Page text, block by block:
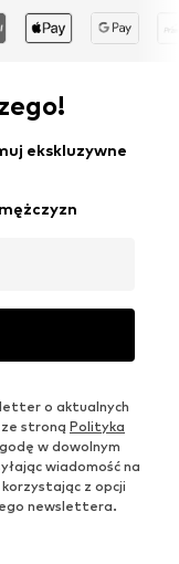
ekskluzywne
o aktualnych
stroną Polityka
w dowolnym
wiadomość na
korzystając z opcji
newslettera.